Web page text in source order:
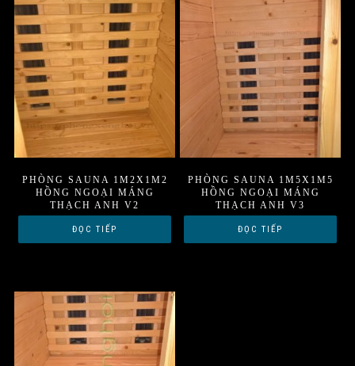
PHÒNG SAUNA 1M2X1M2
HỒNG NGOẠI MÁNG
THẠCH ANH V2
ĐỌC TIẾP
PHÒNG SAUNA 1M5X1M5
HỒNG NGOẠI MÁNG
THẠCH ANH V3
ĐỌC TIẾP